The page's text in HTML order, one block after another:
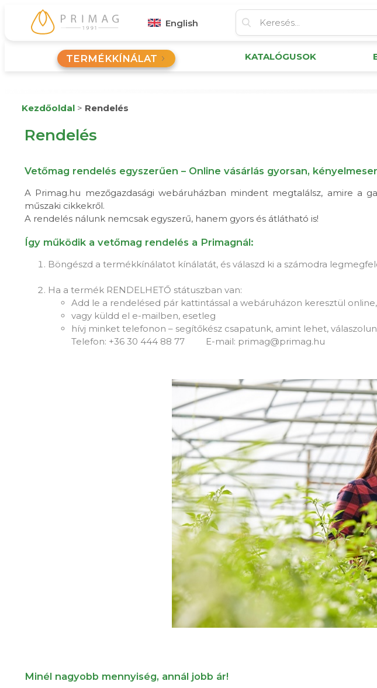
English
TERMÉKKÍNÁLAT KATALÓGUSOK
Kezdőoldal > Rendelés
Rendelés
Vetőmag rendelés egyszerűen – Online vásárlás gyorsan,
A Primag.hu mezőgazdasági webáruházban mindent megtalálsz, amire a
műszaki cikkekről.
A rendelés nálunk nemcsak egyszerű, hanem gyors és átlátható is!
Így működik a vetőmag rendelés a Primagnál:
Böngészd a termékkínálatot kínálatát, és válaszd ki a számodra
Ha a termék RENDELHETŐ státuszban van:
Add le a rendelésed pár kattintással a webáruházon keresztül online,
vagy küldd el e-mailben, esetleg
hívj minket telefonon – segítőkész csapatunk, amint lehet,
Telefon: +36 30 444 88 77 E-mail: primag@primag.hu
Minél nagyobb mennyiség, annál jobb ár!